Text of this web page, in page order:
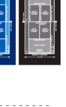
－－－－－－－